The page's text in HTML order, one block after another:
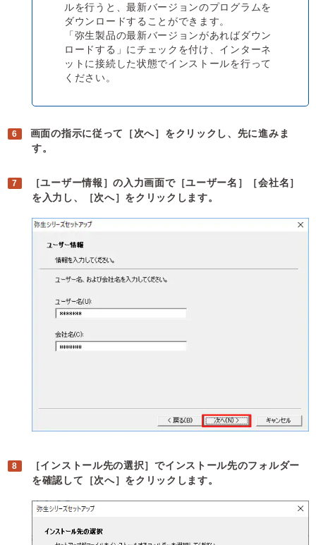
ルを行うと、最新バージョンのプログラムを
ダウンロードすることができます。
「弥生製品の最新バージョンがあればダウン
ロードする」にチェックを付け、インターネ
ットに接続した状態でインストールを行って
ください。
画面の指示に従って［次へ］をクリックし、先に進みま
す。
［ユーザー情報］の入力画面で［ユーザー名］［会社名］
を入力し、［次へ］をクリックします。
［インストール先の選択］でインストール先のフォルダー
を確認して［次へ］をクリックします。